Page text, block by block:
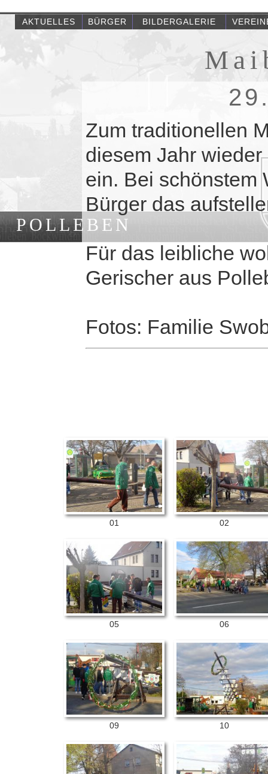
POLLEBEN
AKTUELLES BÜRGER BILDERGALERIE
Zum traditionellen
diesem Jahr
ein. Bei schönstem
Bürger das
Für das leibliche
Gerischer aus
Fotos: Familie
01 02
05 06
09 10